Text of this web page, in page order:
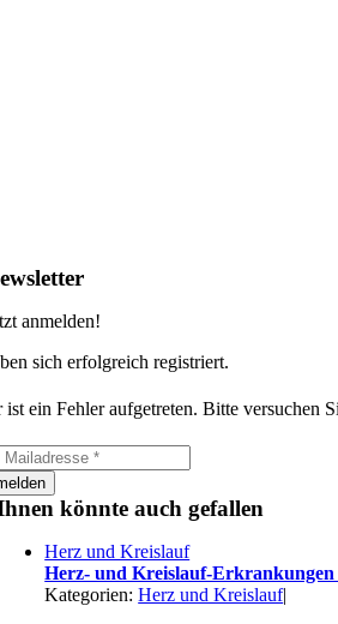
anmelden!
sich erfolgreich registriert.
ist ein Fehler aufgetreten. Bitte versuchen
könnte auch gefallen
Herz und Kreislauf
Herz- und Kreislauf-Erkrankungen
Kategorien:Herz und Kreislauf|